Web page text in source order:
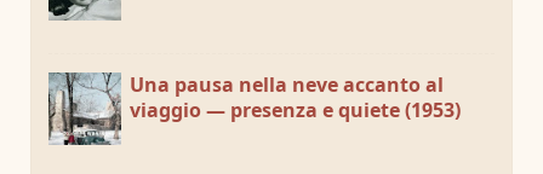
Una pausa nella neve accanto al
viaggio — presenza e quiete (1953)